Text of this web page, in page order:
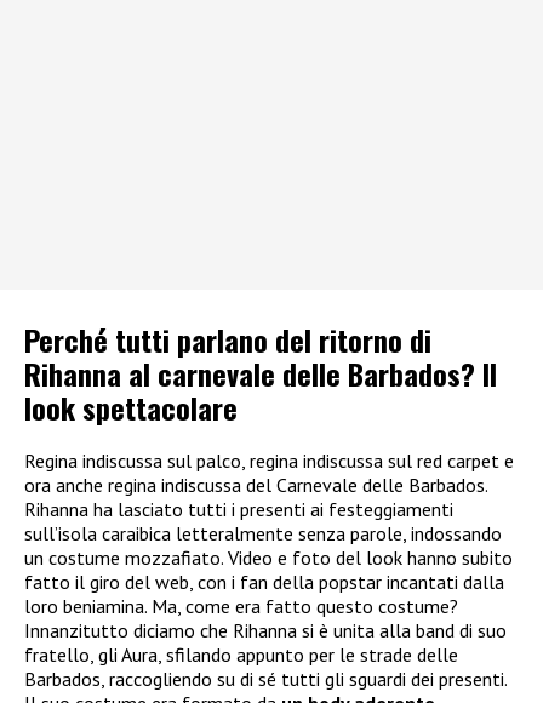
Perché tutti parlano del ritorno di
Rihanna al carnevale delle Barbados? Il
look spettacolare
Regina indiscussa sul palco, regina indiscussa sul red carpet e
ora anche regina indiscussa del Carnevale delle Barbados.
Rihanna ha lasciato tutti i presenti ai festeggiamenti
sull’isola caraibica letteralmente senza parole, indossando
un costume mozzafiato. Video e foto del look hanno subito
fatto il giro del web, con i fan della popstar incantati dalla
loro beniamina. Ma, come era fatto questo costume?
Innanzitutto diciamo che Rihanna si è unita alla band di suo
fratello, gli Aura, sfilando appunto per le strade delle
Barbados, raccogliendo su di sé tutti gli sguardi dei presenti.